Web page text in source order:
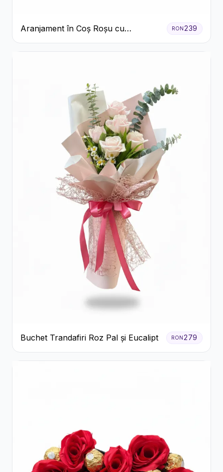
Aranjament în Coș Roșu cu
Trandafiri și Crizanteme Albe
RON239
Buchet Trandafiri Roz Pal și Eucalipt RON279